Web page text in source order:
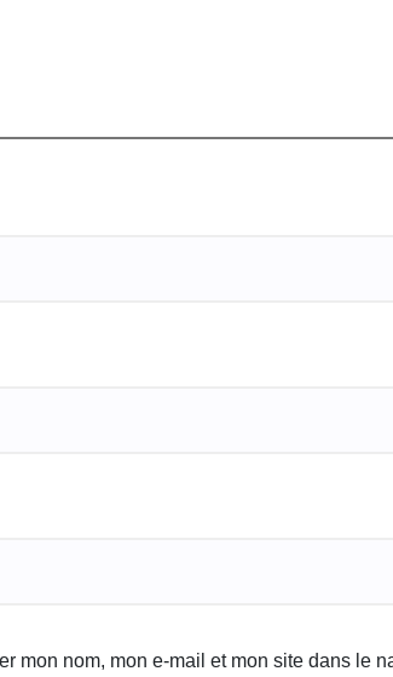
mon nom, mon e-mail et mon site dans le